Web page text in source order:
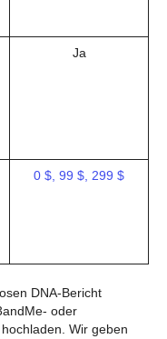
Ja
0 $, 99 $, 299 $
DNA-Bericht
oder
Wir geben